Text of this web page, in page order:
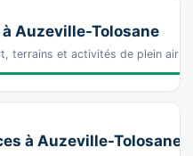
Auzeville-Tolosane
terrains et activités de plein air à
à Auzeville-Tolosane